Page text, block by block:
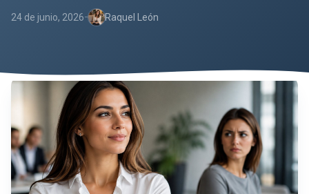
24 de junio, 2026- Raquel León